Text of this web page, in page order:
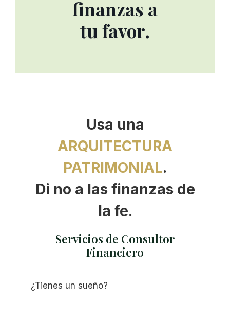
finanzas a
tu favor.
Usa una
ARQUITECTURA
PATRIMONIAL.
Di no a las finanzas de
la fe.
Servicios de Consultor
Financiero
¿Tienes un sueño?